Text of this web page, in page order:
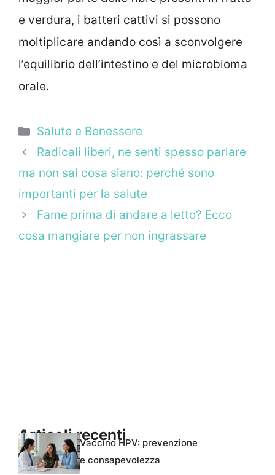
e verdura, i batteri cattivi si possono
moltiplicare andando così a sconvolgere
l’equilibrio dell’intestino e del microbioma
orale.
Categorie
Salute e Benessere
Radicali liberi, ne senti spesso parlare
ma non sai cosa siano: perché sono
importanti per la salute
Fame prima di andare a letto? Ecco
cosa mangiare per non ingrassare
Articoli recentiVaccino HPV: prevenzione
e consapevolezza